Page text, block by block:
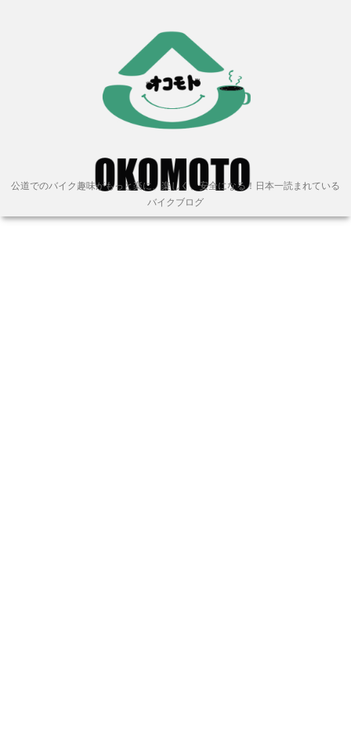
公道でのバイク趣味がもっと楽に、楽しく、安全になる！日本一読まれている
バイクブログ